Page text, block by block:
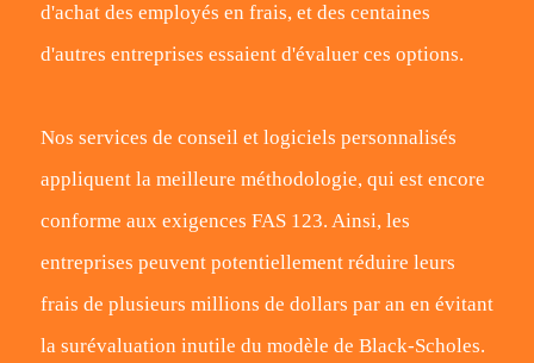
d'achat des employés en frais, et des centaines
d'autres entreprises essaient d'évaluer ces options.
Nos services de conseil et logiciels personnalisés
appliquent la meilleure méthodologie, qui est encore
conforme aux exigences FAS 123. Ainsi, les
entreprises peuvent potentiellement réduire leurs
frais de plusieurs millions de dollars par an en évitant
la surévaluation inutile du modèle de Black-Scholes.